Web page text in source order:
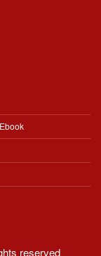
reserved